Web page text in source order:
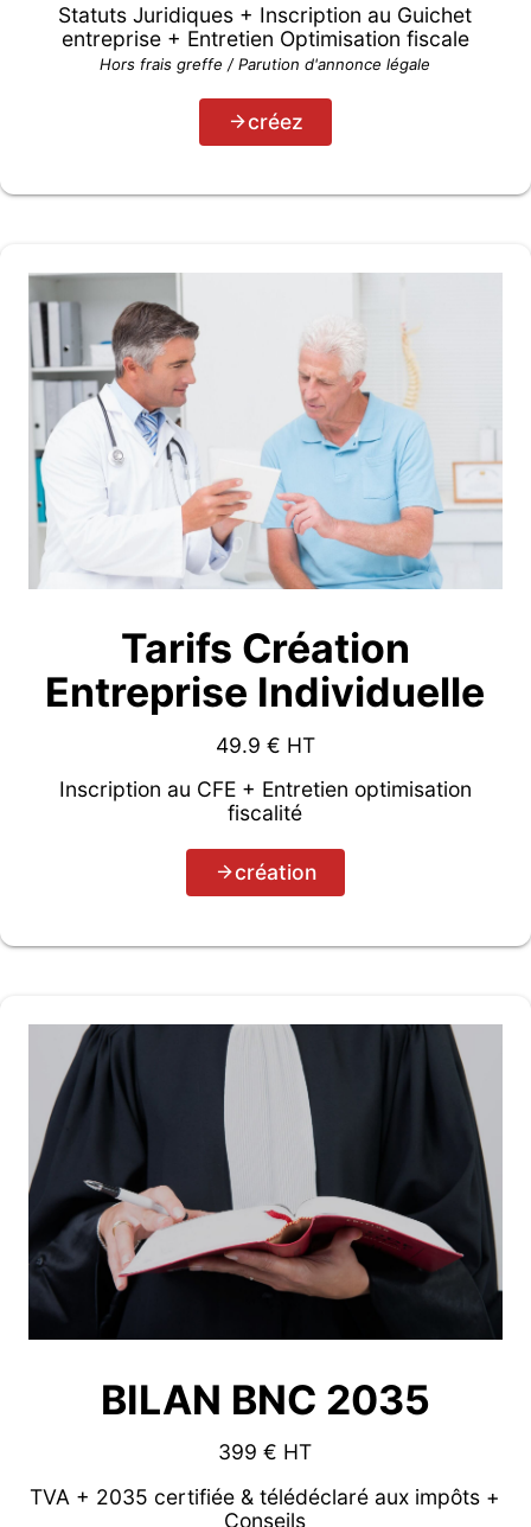
Statuts Juridiques + Inscription au Guichet
entreprise + Entretien Optimisation fiscale
Hors frais greffe / Parution d'annonce légale
créez
Tarifs Création
Entreprise Individuelle
49.9 € HT
Inscription au CFE + Entretien optimisation
fiscalité
création
BILAN BNC 2035
399 € HT
TVA + 2035 certifiée & télédéclaré aux impôts +
Conseils